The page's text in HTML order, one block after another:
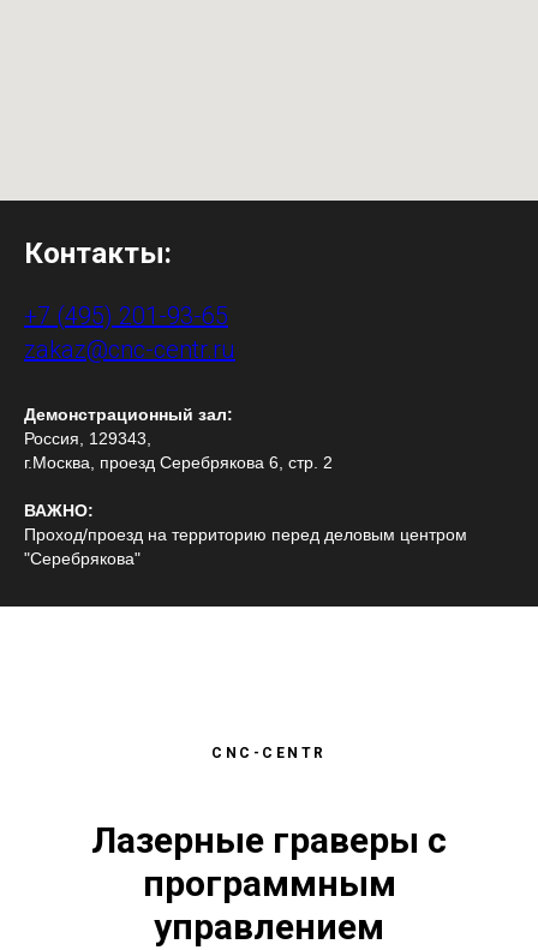
Контакты:
+7 (495) 201-93-65
zakaz@cnc-centr.ru
Демонстрационный зал:
Россия, 129343,
г.Москва, проезд Серебрякова 6, стр. 2
ВАЖНО:
Проход/проезд на территорию перед деловым центром
"Серебрякова"
CNC-CENTR
Лазерные граверы с
программным
управлением